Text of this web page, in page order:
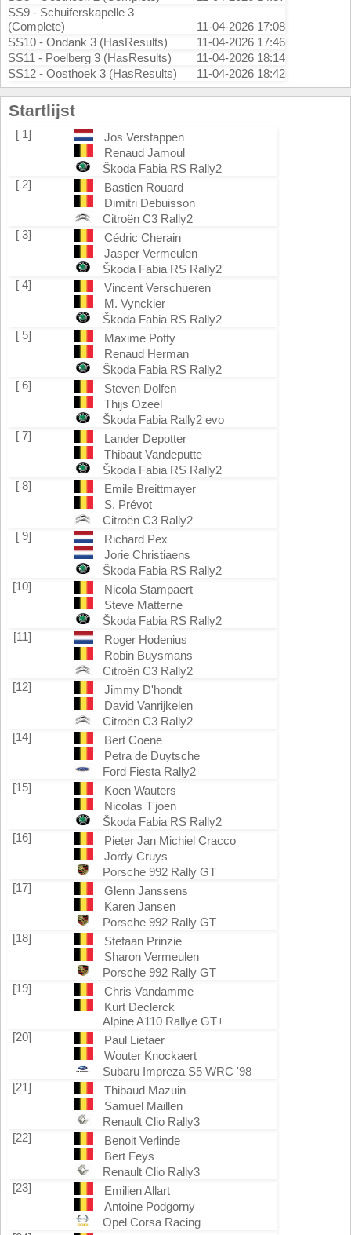
SS9 - Schuiferskapelle 3
(Complete)
11-04-2026 17:08
SS10 - Ondank 3 (HasResults)
11-04-2026 17:46
SS11 - Poelberg 3 (HasResults)
11-04-2026 18:14
SS12 - Oosthoek 3 (HasResults)
11-04-2026 18:42
Startlijst
[ 1]
Jos Verstappen
Renaud Jamoul
Škoda Fabia RS Rally2
[ 2]
Bastien Rouard
Dimitri Debuisson
Citroën C3 Rally2
[ 3]
Cédric Cherain
Jasper Vermeulen
Škoda Fabia RS Rally2
[ 4]
Vincent Verschueren
M. Vynckier
Škoda Fabia RS Rally2
[ 5]
Maxime Potty
Renaud Herman
Škoda Fabia RS Rally2
[ 6]
Steven Dolfen
Thijs Ozeel
Škoda Fabia Rally2 evo
[ 7]
Lander Depotter
Thibaut Vandeputte
Škoda Fabia RS Rally2
[ 8]
Emile Breittmayer
S. Prévot
Citroën C3 Rally2
[ 9]
Richard Pex
Jorie Christiaens
Škoda Fabia RS Rally2
[10]
Nicola Stampaert
Steve Matterne
Škoda Fabia RS Rally2
[11]
Roger Hodenius
Robin Buysmans
Citroën C3 Rally2
[12]
Jimmy D'hondt
David Vanrijkelen
Citroën C3 Rally2
[14]
Bert Coene
Petra de Duytsche
Ford Fiesta Rally2
[15]
Koen Wauters
Nicolas T'joen
Škoda Fabia RS Rally2
[16]
Pieter Jan Michiel Cracco
Jordy Cruys
Porsche 992 Rally GT
[17]
Glenn Janssens
Karen Jansen
Porsche 992 Rally GT
[18]
Stefaan Prinzie
Sharon Vermeulen
Porsche 992 Rally GT
[19]
Chris Vandamme
Kurt Declerck
Alpine A110 Rallye GT+
[20]
Paul Lietaer
Wouter Knockaert
Subaru Impreza S5 WRC '98
[21]
Thibaud Mazuin
Samuel Maillen
Renault Clio Rally3
[22]
Benoit Verlinde
Bert Feys
Renault Clio Rally3
[23]
Emilien Allart
Antoine Podgorny
Opel Corsa Racing